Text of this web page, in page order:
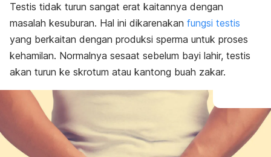
Testis tidak turun sangat erat kaitannya dengan
masalah kesuburan. Hal ini dikarenakan fungsi testis
yang berkaitan dengan produksi sperma untuk proses
kehamilan. Normalnya sesaat sebelum bayi lahir, testis
akan turun ke skrotum atau kantong buah zakar.